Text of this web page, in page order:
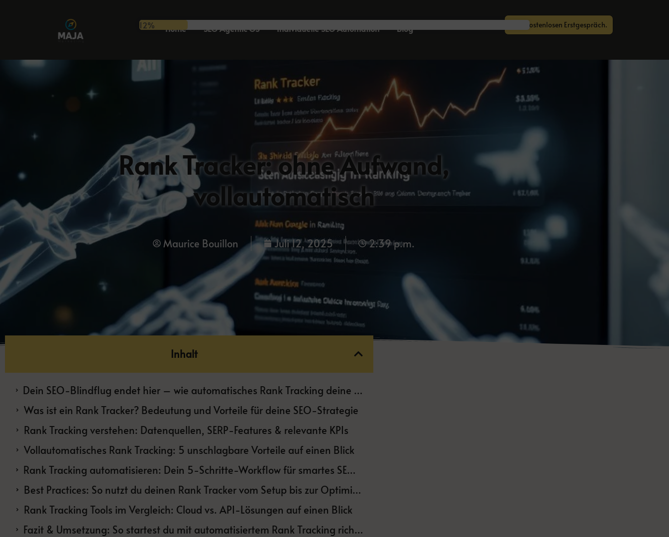
Home SEO Agentic OS Individuelle SEO Automation Blog Zum kostenlosen Erstgespräch.
Rank Tracker: ohne Aufwand,
vollautomatisch
Maurice Bouillon Juli 12, 2025 2:39 p.m.
Inhalt
Dein SEO-Blindflug endet hier – wie automatisches Rank Tracking deine Sichtbarkeit rettet
Was ist ein Rank Tracker? Bedeutung und Vorteile für deine SEO-Strategie
Rank Tracking verstehen: Datenquellen, SERP-Features & relevante KPIs
Vollautomatisches Rank Tracking: 5 unschlagbare Vorteile auf einen Blick
Rank Tracking automatisieren: Dein 5-Schritte-Workflow für smartes SEO-Monitoring
Best Practices: So nutzt du deinen Rank Tracker vom Setup bis zur Optimierung
Rank Tracking Tools im Vergleich: Cloud vs. API-Lösungen auf einen Blick
Fazit & Umsetzung: So startest du mit automatisiertem Rank Tracking richtig durch
12%